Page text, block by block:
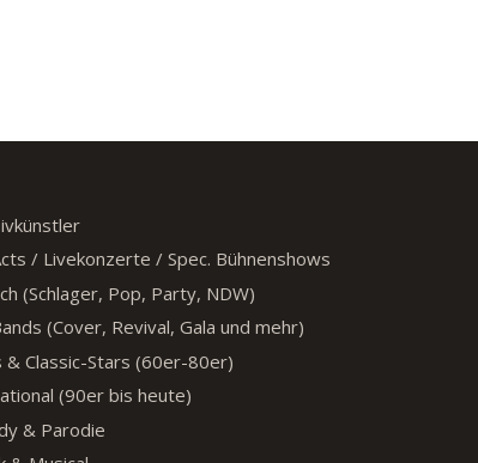
/ Livekonzerte / Spec. Bühnenshows
(Schlager, Pop, Party, NDW)
(Cover, Revival, Gala und mehr)
& Classic-Stars (60er-80er)
(90er bis heute)
& Parodie